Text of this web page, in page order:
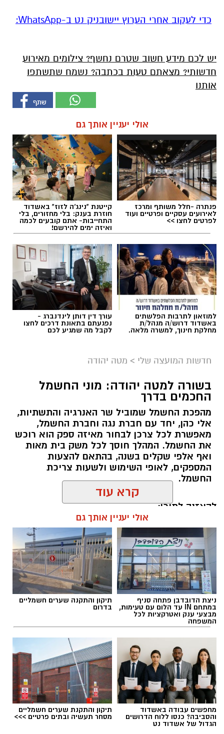
‏כדי לעקוב אחרי הערוץ יישובניק נט ב-WhatsApp:‏‏‏
יש לכם מידע חשוב שטרם נחשף? צילומים מאירוע
חדשותי? מצאתם טעות בכתבה? נשמח שתשתפו
אותנו
אולי יעניין אותך גם
פנתרה -חלל משותף ומרכז
לאירועים עסקיים ופרטיים ועוד
לפרטים לחצו >>
קייטנת "נינג'ה לזוז" באשדוד
חוזרת בענק: בלי מחזורים, בלי
התחייבות- אתם קובעים לכמה
ואיזה ימים להירשם!
למוזאון לתרבות הפלשתים
באשדוד דרוש/ה מנהל/ת
מחלקת חינוך, למשרה מלאה.
עורך דין דותן לינדנברג -
נפגעתם בתאונת דרכים לחצו
לקבל מה שמגיע לכם
חדשות המועצה שלי > מטה יהודה
בשורה למטה יהודה: מוני החשמל
החכמים בדרך
מהפכת החשמל שמוביל שר האנרגיה והתשתיות,
אלי כהן, יחד עם חברת נגה וחברת החשמל,
מאפשרת לכל צרכן לבחור מאיזה ספק הוא רוכש
את החשמל. המהלך חוסך לכל משק בית מאות
ואף אלפי שקלים בשנה, בהתאם להצעות
המספקים, לאופי השימוש ולשעות צריכת
החשמל.
להאזנה לתוכן:
אלדה נתנאל / 18:18 05.08.26
תגים:בשורה למטה יהודה: מוני החשמל החכמים
בדרך
קרא עוד
אולי יעניין אותך גם
ניצת הדובדבן פתחה סניף
במתחם IN עד הלום עם טעימות,
מבצעי ענק ואטרקציות לכל
המשפחה
תיקון והתקנה שערים חשמליים
בדרום
מחפשים עבודה באשדוד
והסביבה? כנסו ללוח הדרושים
הגדול של אשדוד נט
תיקון והתקנת שערים חשמליים
מסחר תעשיה ובתים פרטיים >>>